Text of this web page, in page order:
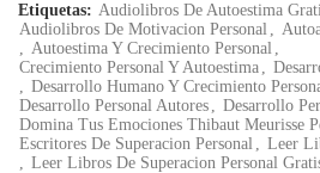
Etiquetas: Audiolibros De Autoestima
Audiolibros De Motivacion Personal ,
, Autoestima Y Crecimiento Personal ,
Crecimiento Personal Y Autoestima ,
, Desarrollo Humano Y Crecimiento
Desarrollo Personal Autores , Desarrollo
Domina Tus Emociones Thibaut Meurisse
Escritores De Superacion Personal , Leer
, Leer Libros De Superacion Personal